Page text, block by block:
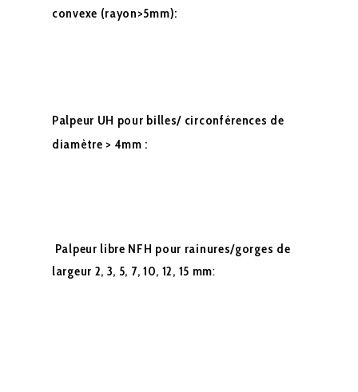
convexe (rayon>5mm):
Palpeur UH pour billes/ circonférences de
diamètre > 4mm :
Palpeur libre NFH pour rainures/gorges de
largeur 2, 3, 5, 7, 10, 12, 15 mm: